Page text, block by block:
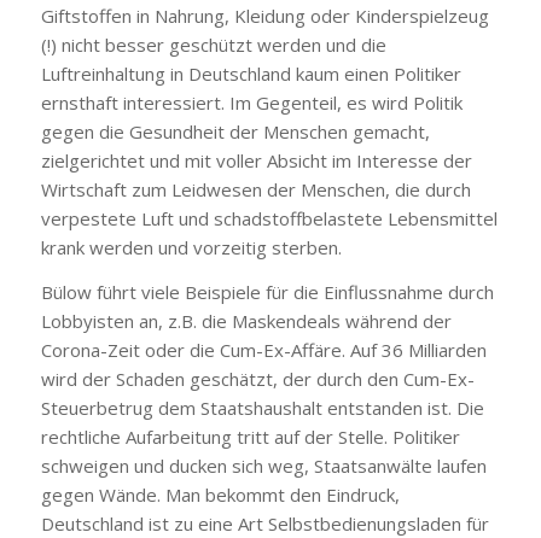
Giftstoffen in Nahrung, Kleidung oder Kinderspielzeug
(!) nicht besser geschützt werden und die
Luftreinhaltung in Deutschland kaum einen Politiker
ernsthaft interessiert. Im Gegenteil, es wird Politik
gegen die Gesundheit der Menschen gemacht,
zielgerichtet und mit voller Absicht im Interesse der
Wirtschaft zum Leidwesen der Menschen, die durch
verpestete Luft und schadstoffbelastete Lebensmittel
krank werden und vorzeitig sterben.
Bülow führt viele Beispiele für die Einflussnahme durch
Lobbyisten an, z.B. die Maskendeals während der
Corona-Zeit oder die Cum-Ex-Affäre. Auf 36 Milliarden
wird der Schaden geschätzt, der durch den Cum-Ex-
Steuerbetrug dem Staatshaushalt entstanden ist. Die
rechtliche Aufarbeitung tritt auf der Stelle. Politiker
schweigen und ducken sich weg, Staatsanwälte laufen
gegen Wände. Man bekommt den Eindruck,
Deutschland ist zu eine Art Selbstbedienungsladen für